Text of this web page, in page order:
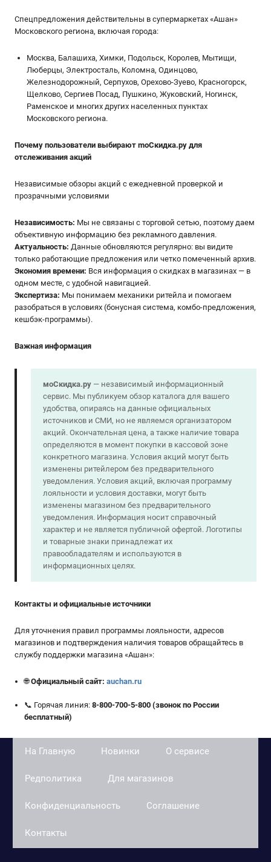
Спецпредложения действительны в супермаркетах «Ашан»
Московского региона, включая города:
Москва, Балашиха, Химки, Подольск, Королев, Мытищи,
Люберцы, Электросталь, Коломна, Одинцово,
Железнодорожный, Серпухов, Орехово-Зуево, Красногорск,
Щелково, Сергиев Посад, Пушкино, Жуковский, Ногинск,
Раменское и многих других населенных пунктах
Московского региона.
Почему пользователи выбирают moСкидка.ру для
отслеживания акций
Независимые обзоры акций с ежедневной проверкой и
прозрачными условиями
Независимость: Мы не связаны с торговой сетью, поэтому даем
объективную информацию без рекламного давления.
Актуальность: Данные обновляются регулярно: вы видите
только работающие предложения или четко помеченный архив.
Экономия времени: Вся информация о скидках в магазинах — в
одном месте, с удобной навигацией.
Экспертиза: Мы понимаем механики ритейла и помогаем
разобраться в условиях (бонусная система, комбо-предложения,
кешбэк-программы).
Важная информация
моСкидка.ру— независимый информационный
сервис. Мы публикуем обзор каталога для вашего
удобства, опираясь на данные официальных
источников и СМИ, но не являемся организатором
акций. Окончательная цена, а также наличие товара
определяются в момент покупки в кассовой зоне
конкретного магазина. Условия акций могут быть
изменены ритейлером без предварительного
уведомления. Условия акций, включая программу
лояльности и условия доставки, могут быть
изменены магазином без предварительного
уведомления. Информация носит справочный
характер и не является публичной офертой. Логотипы
и товарные знаки принадлежат их
правообладателям и используются в
информационных целях.
Контакты и официальные источники
Для уточнения правил программы лояльности, адресов
магазинов и подтверждения наличия товаров обращайтесь в
службу поддержки магазина «Ашан»:
🌐Официальный сайт: auchan.ru
📞 Горячая линия:8-800-700-5-800 (звонок по России
бесплатный)
На Главную Новинки О сервисе
Редполитика Для магазинов
Конфиденциальность Соглашение
Контакты